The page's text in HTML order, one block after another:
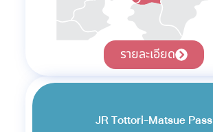
รายละเอียด
JR Tottori-Matsue Pass